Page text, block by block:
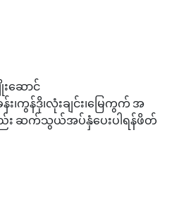
ဆောင်
၊ကွန်ဒို၊လုံးချင်း၊မြေကွက် အ
လည်း ဆက်သွယ်အပ်နှံပေးပါရန်ဖိတ်